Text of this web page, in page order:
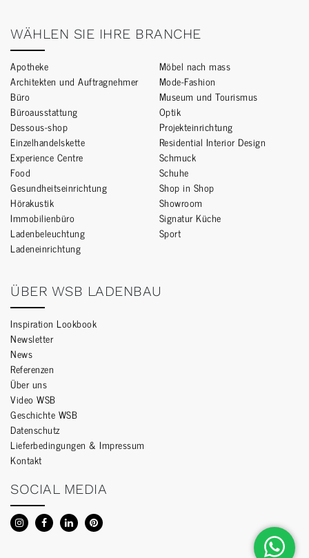
WÄHLEN SIE IHRE BRANCHE
Apotheke
Architekten und Auftragnehmer
Büro
Büroausstattung
Dessous-shop
Einzelhandelskette
Experience Centre
Food
Gesundheitseinrichtung
Hörakustik
Immobilienbüro
Ladenbeleuchtung
Ladeneinrichtung
Möbel nach mass
Mode-Fashion
Museum und Tourismus
Optik
Projekteinrichtung
Residential Interior Design
Schmuck
Schuhe
Shop in Shop
Showroom
Signatur Küche
Sport
ÜBER WSB LADENBAU
Inspiration Lookbook
Newsletter
News
Referenzen
Über uns
Video WSB
Geschichte WSB
Datenschutz
Lieferbedingungen & Impressum
Kontakt
SOCIAL MEDIA